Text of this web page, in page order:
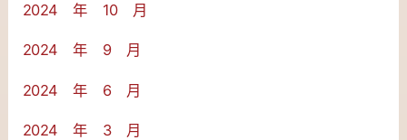
2024 年 10 月
2024 年 9 月
2024 年 6 月
2024 年 3 月